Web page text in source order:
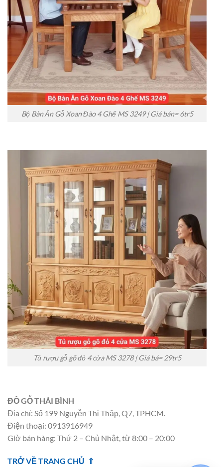
Bộ Bàn Ăn Gỗ Xoan Đào 4 Ghế MS 3249 | Giá bán= 6tr5
Tủ rượu gỗ gõ đỏ 4 cửa MS 3278 | Giá bá= 29tr5
ĐỒ GỖ THÁI BÌNH
Địa chỉ: Số 199 Nguyễn Thị Thập, Q7, TPHCM.
Điện thoại: 0913916949
Giờ bán hàng: Thứ 2 – Chủ Nhật, từ 8:00 – 20:00
TRỞ VỀ TRANG CHỦ ⇑